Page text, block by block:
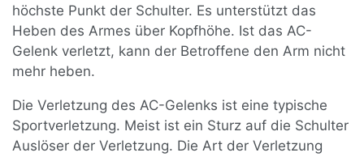
höchste Punkt der Schulter. Es unterstützt das
Heben des Armes über Kopfhöhe. Ist das AC-
Gelenk verletzt, kann der Betroffene den Arm nicht
mehr heben.
Die Verletzung des AC-Gelenks ist eine typische
Sportverletzung. Meist ist ein Sturz auf die Schulter
Auslöser der Verletzung. Die Art der Verletzung